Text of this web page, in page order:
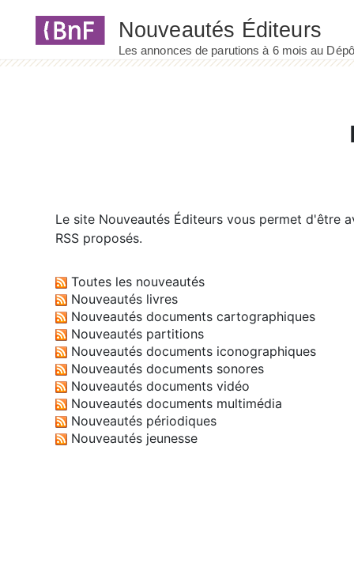
Le site Nouveautés Éditeurs vous permet d'être
RSS proposés.
Toutes les nouveautés
Nouveautés livres
Nouveautés documents cartographiques
Nouveautés partitions
Nouveautés documents iconographiques
Nouveautés documents sonores
Nouveautés documents vidéo
Nouveautés documents multimédia
Nouveautés périodiques
Nouveautés jeunesse